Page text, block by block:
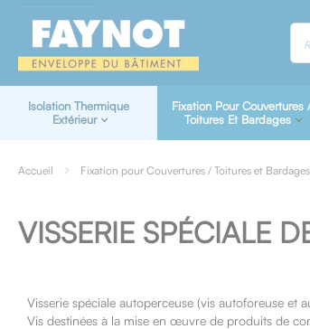
Isolation Thermique
Extérieur
Fixation Pour Couvertures
Toitures Et Bardages
Accueil Fixation pour Couvertures / Toitures et Bardages
VISSERIE SPÉCIALE
Visserie spéciale autoperceuse (vis autoforeuse et
Vis destinées à la mise en œuvre de produits de